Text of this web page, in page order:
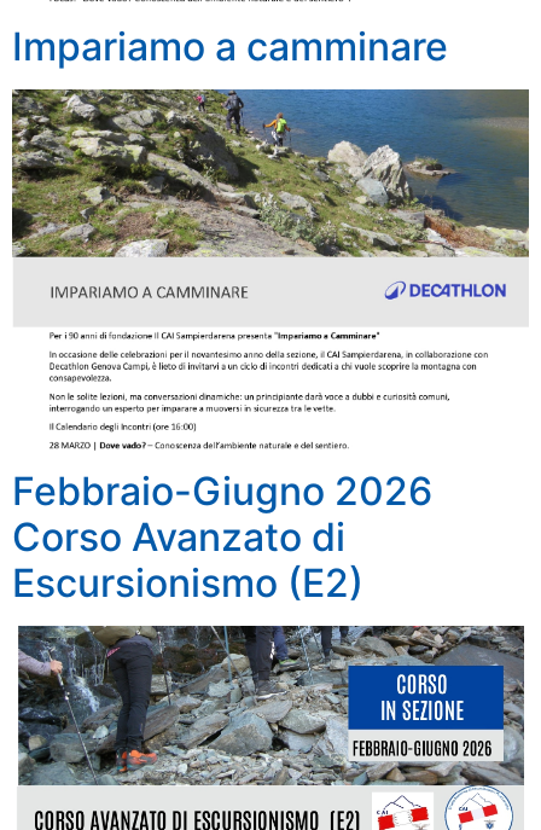
Impariamo a camminare
Febbraio-Giugno 2026
Corso Avanzato di
Escursionismo (E2)